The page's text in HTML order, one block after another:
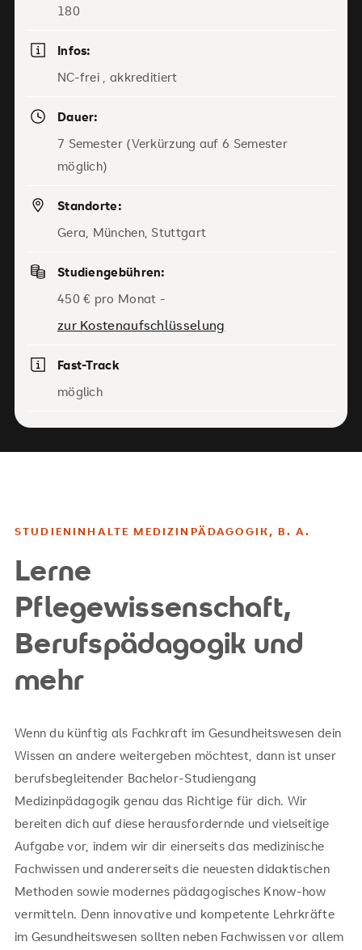
180
Infos:
NC-frei , akkreditiert
Dauer:
7 Semester (Verkürzung auf 6 Semester
möglich)
Standorte:
Gera, München, Stuttgart
Studiengebühren:
450 € pro Monat -
zur Kostenaufschlüsselung
Fast-Track
möglich
STUDIENINHALTE MEDIZINPÄDAGOGIK, B. A.
Lerne
Pflegewissenschaft,
Berufspädagogik und
mehr
Wenn du künftig als Fachkraft im Gesundheitswesen dein
Wissen an andere weitergeben möchtest, dann ist unser
berufsbegleitender Bachelor-Studiengang
Medizinpädagogik genau das Richtige für dich. Wir
bereiten dich auf diese herausfordernde und vielseitige
Aufgabe vor, indem wir dir einerseits das medizinische
Fachwissen und andererseits die neuesten didaktischen
Methoden sowie modernes pädagogisches Know-how
vermitteln. Denn innovative und kompetente Lehrkräfte
im Gesundheitswesen sollten neben Fachwissen vor allem